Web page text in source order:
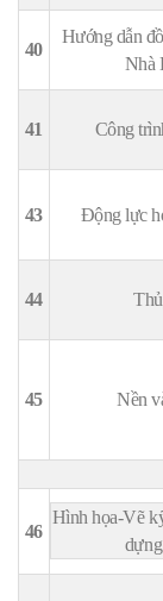
40
Hướng dẫn
Nhà
41 Công
43 Động lực
44
45 Nền
46
Hình họa-Vẽ
dựng